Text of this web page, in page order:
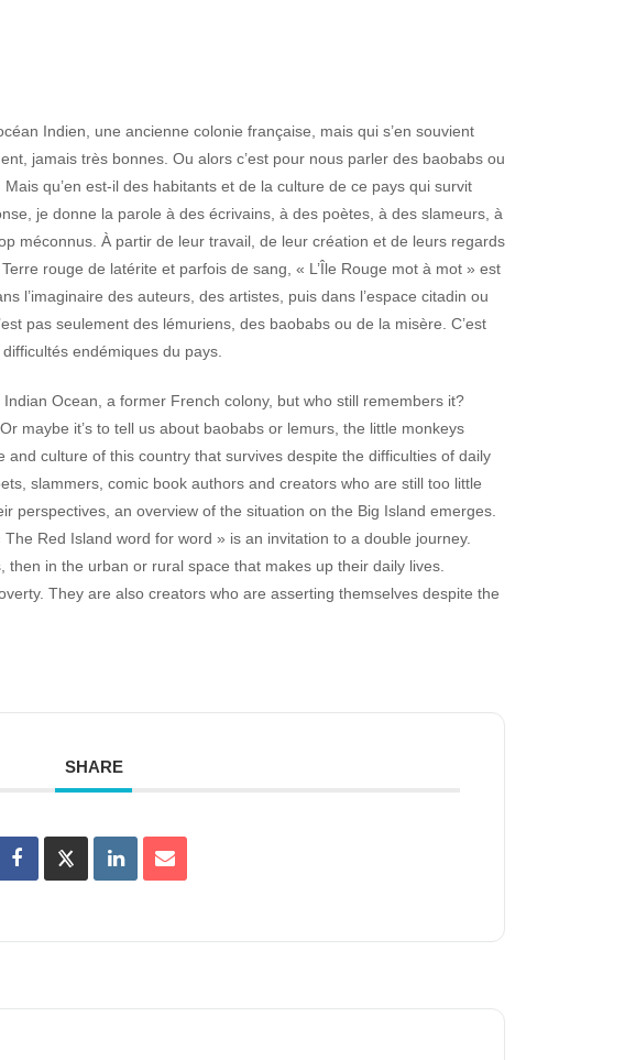
Indien, une ancienne colonie française, mais qui s’en souvient
jamais très bonnes. Ou alors c’est pour nous parler des baobabs ou
qu’en est-il des habitants et de la culture de ce pays qui survit
je donne la parole à des écrivains, à des poètes, à des slameurs, à
méconnus. À partir de leur travail, de leur création et de leurs regards
rouge de latérite et parfois de sang, « L’Île Rouge mot à mot » est
l’imaginaire des auteurs, des artistes, puis dans l’espace citadin ou
pas seulement des lémuriens, des baobabs ou de la misère. C’est
endémiques du pays.
Ocean, a former French colony, but who still remembers it?
maybe it’s to tell us about baobabs or lemurs, the little monkeys
culture of this country that survives despite the difficulties of daily
slammers, comic book authors and creators who are still too little
perspectives, an overview of the situation on the Big Island emerges.
Red Island word for word » is an invitation to a double journey.
in the urban or rural space that makes up their daily lives.
They are also creators who are asserting themselves despite the
SHARE